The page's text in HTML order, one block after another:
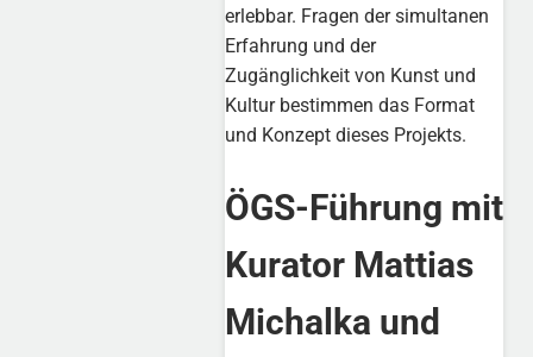
erlebbar. Fragen der simultanen
Erfahrung und der
Zugänglichkeit von Kunst und
Kultur bestimmen das Format
und Konzept dieses Projekts.
ÖGS-Führung mit
Kurator Mattias
Michalka und